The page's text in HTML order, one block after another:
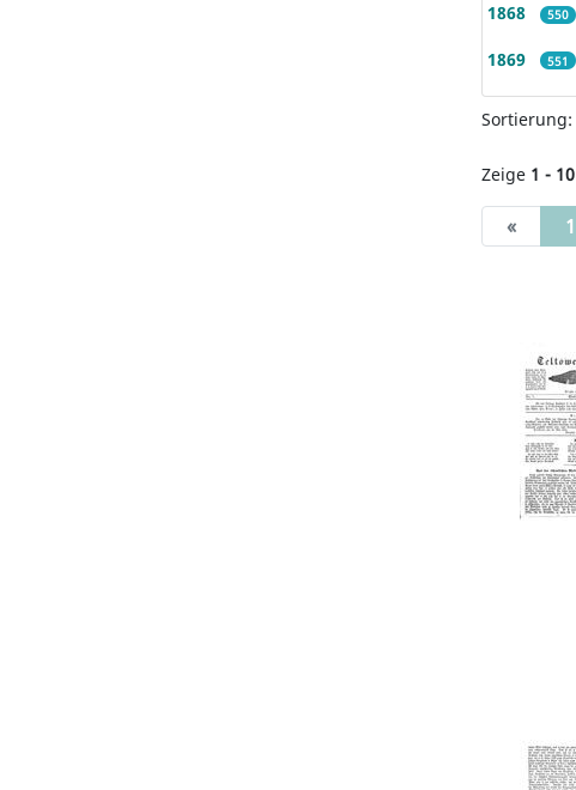
1868 550
1869 551
Sortierung:
Zeige 1 - 10
« 1